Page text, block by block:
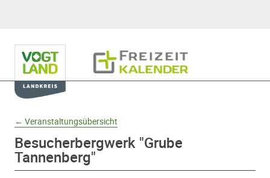
← Veranstaltungsübersicht
Besucherbergwerk "Grube
Tannenberg"